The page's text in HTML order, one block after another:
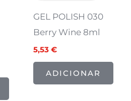
GEL POLISH 030
Berry Wine 8ml
6,91 €.
5,53€
5,53 €.
ADICIONAR